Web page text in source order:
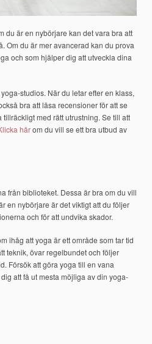
du är en nybörjare kan det vara bra att
Om du är mer avancerad kan du prova
och som hjälper dig att utveckla dina
studios. När du letar efter en klass,
bra att läsa recensioner för att se
med rätt utrustning. Se till att
härom du vill se ett bra utbud av
från biblioteket. Dessa är bra om du vill
en nybörjare är det viktigt att du följer
och för att undvika skador.
ihåg att yoga är ett område som tar tid
teknik, övar regelbundet och följer
Försök att göra yoga till en vana
att få ut mesta möjliga av din yoga-